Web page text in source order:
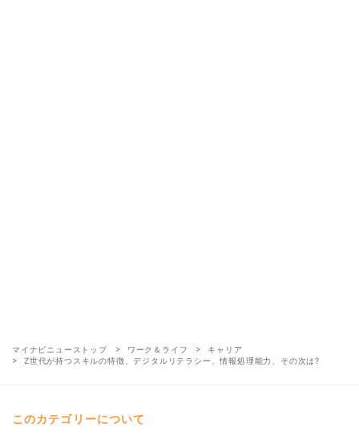
マイナビニューストップ ワーク＆ライフ
キャリア
Z世代が持つスキルの特徴、デジタルリテラシー、情報処理能力、その次は?
このカテゴリーについて